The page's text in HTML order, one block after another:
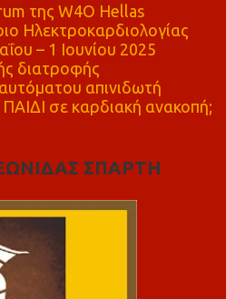
της W4O Hellas
Ηλεκτροκαρδιολογίας
– 1 Ιουνίου 2025
διατροφής
απινιδωτή
σε καρδιακή ανακοπή;
ΣΠΑΡΤΗ